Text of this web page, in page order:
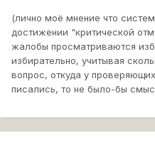
(лично моё мнение что
достижении "критической
жалобы просматриваются
избирательно, учитывая
вопрос, откуда у
писались, то не было-бы